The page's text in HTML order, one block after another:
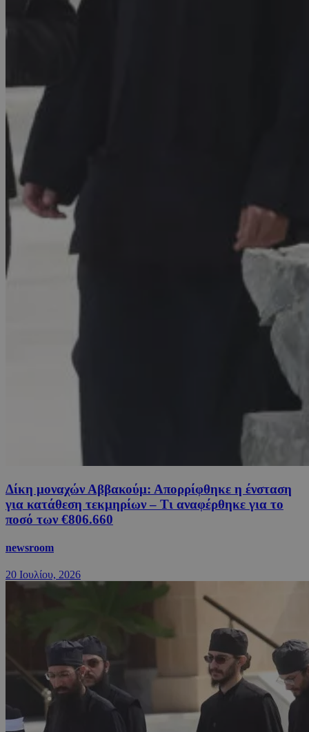
Δίκη μοναχών Αββακούμ: Απορρίφθηκε η ένσταση
για κατάθεση τεκμηρίων – Τι αναφέρθηκε για το
ποσό των €806.660
newsroom
20 Ιουλίου, 2026